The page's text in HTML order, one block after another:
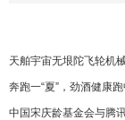
天舶宇宙无垠陀飞轮机
奔跑一“夏”，劲酒健康
中国宋庆龄基金会与腾